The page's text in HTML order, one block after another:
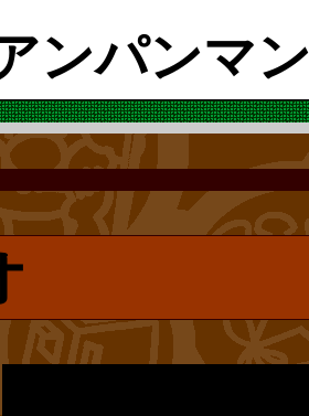
は驚かされま
、誰の手にも
、やはり喜ば
の作品に登
、人見知りで
す人物に描か
可愛い」を追
「いよいよ、
「なぜ、ぼ
になるのはい
「君はえらく
るのか。それ
る絵をかけよ
ンパンマ
年(昭和58
ルスを皮切り
将軍の時代展
者は意外な人
管理する歴史